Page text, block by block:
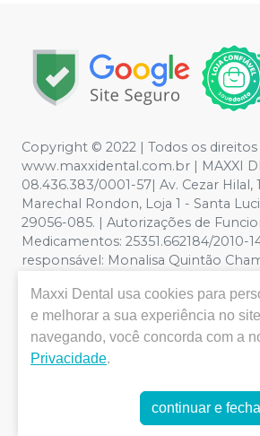
Copyright © 2022 | Todos os direitos
www.maxxidental.com.br | MAXXI
08.436.383/0001-57| Av. Cezar
Marechal Rondon, Loja 1 - Santa
29056-085. | Autorizações de
Medicamentos: 25351.662184/2010-
responsável: Monalisa Quintão
meramente ilustrativas - Os preços
virtual estão sujeitos a alterações.
divergência de preços no site, o
Carrinho de Compra. Não
de grandes volumes pelo site.
Maxxi Dental usa cookies para
e melhorar a sua experiência no
navegando, você concorda com a
Privacidade.
continuar e